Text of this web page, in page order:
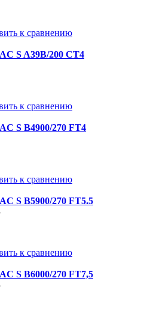
к сравнению
S A39B/200 CT4
к сравнению
S B4900/270 FT4
к сравнению
S B5900/270 FT5.5
к сравнению
S B6000/270 FT7,5